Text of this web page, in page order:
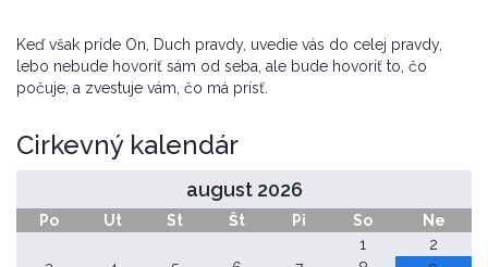
Keď však príde On, Duch pravdy, uvedie vás do celej pravdy,
lebo nebude hovoriť sám od seba, ale bude hovoriť to, čo
počuje, a zvestuje vám, čo má prísť.
Cirkevný kalendár
august 2026
Po Ut St Št Pi So
Ne
1
2